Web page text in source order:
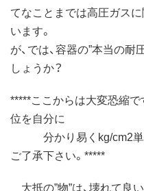
てなことまでは高圧ガス
います。
が、では、容器の”本当の
しょうか？
*****ここからは大変恐縮で
位を自分に
分かり易くkg/cm2単
ご了承下さい。*****
大抵の”物”は、壊れて良